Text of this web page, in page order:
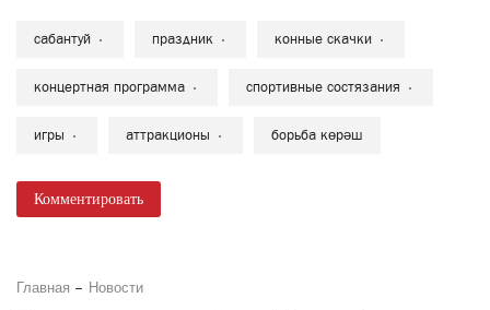
сабантуй праздник конные скачки
концертная программа спортивные состязания
игры аттракционы борьба көрәш
Комментировать
Главная Новости